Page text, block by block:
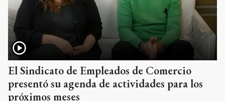
El Sindicato de Empleados de Comercio
presentó su agenda de actividades para los
próximos meses